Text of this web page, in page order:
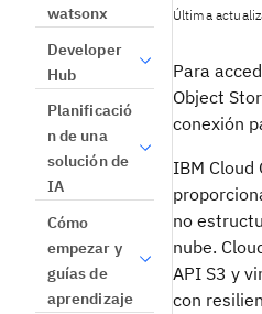
watsonx
Developer
Hub
Planificació
n de una
solución de
IA
Cómo
empezar y
guías de
aprendizaje
Última
Para
Object
conexión
IBM Cloud
no
nube.
API S3 y
con